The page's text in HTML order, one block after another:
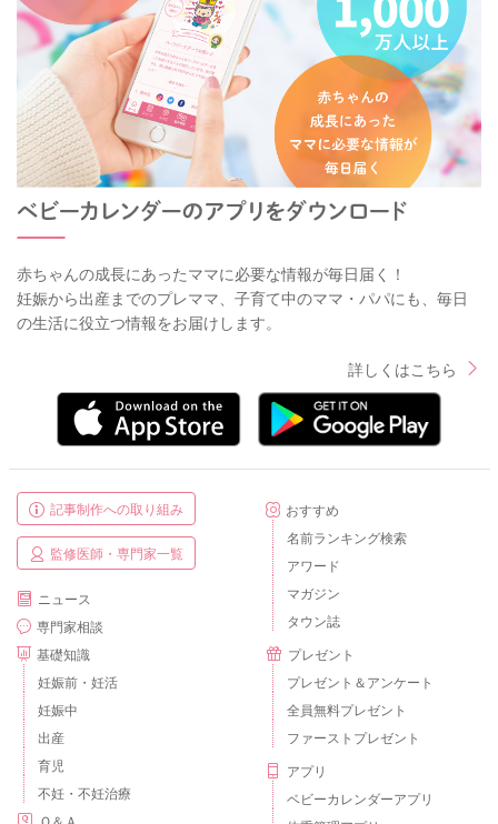
赤ちゃんの成長にあったママに必要な情報が毎日届く！
妊娠から出産までのプレママ、子育て中のママ・パパにも、毎日
の生活に役立つ情報をお届けします。
詳しくはこちら
記事制作への取り組み
監修医師・専門家一覧
ニュース
専門家相談
基礎知識
妊娠前・妊活
妊娠中
出産
育児
不妊・不妊治療
Ｑ＆Ａ
おすすめ
名前ランキング検索
アワード
マガジン
タウン誌
プレゼント
プレゼント＆アンケート
全員無料プレゼント
ファーストプレゼント
アプリ
ベビーカレンダーアプリ